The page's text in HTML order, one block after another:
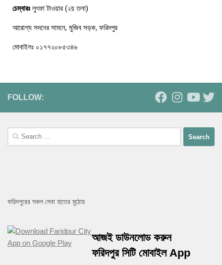
চেম্বারঃ লুৎফা টাওয়ার (২য় তলা)
আরোগ্য সদনের সামনে, মুজিব সড়ক, ফরিদপুর
মোবাইলঃ ০১৭৭২০৮৫৩৪৬
FOLLOW:
ফরিদপুরের সকল সেবা হাতের মুঠোয়
আজই ডাউনলোড করুন
ফরিদপুর সিটি মোবাইল App